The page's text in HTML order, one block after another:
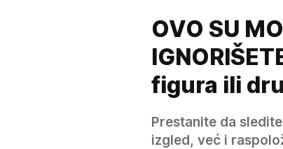
OVO SU
figura ili
Prestanite da
izgled, već i